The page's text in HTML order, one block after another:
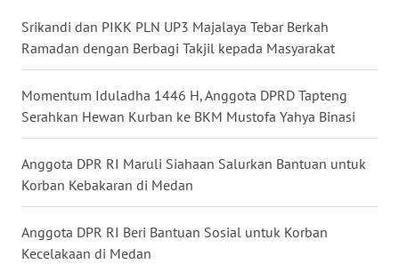
Srikandi dan PIKK PLN UP3 Majalaya Tebar Berkah
Ramadan dengan Berbagi Takjil kepada Masyarakat
Momentum Iduladha 1446 H, Anggota DPRD Tapteng
Serahkan Hewan Kurban ke BKM Mustofa Yahya Binasi
Anggota DPR RI Maruli Siahaan Salurkan Bantuan untuk
Korban Kebakaran di Medan
Anggota DPR RI Beri Bantuan Sosial untuk Korban
Kecelakaan di Medan
NUSANTARA
WN
JOGJA
WN
JATIM
WN
BALI